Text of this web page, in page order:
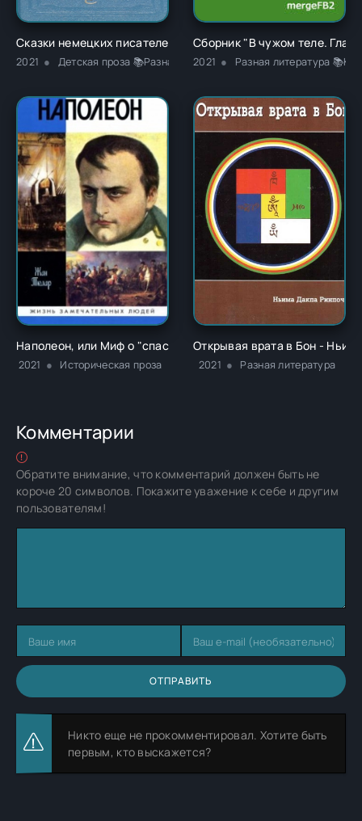
Сказки немецких писателей - Новалис
2021 Детская проза 📚Разная литература
Сборник "В чужом теле.
2021 Разная литература
Наполеон, или Миф о "спасителе" - Жан Тюлар
2021 Историческая проза
Открывая врата в Бон -
2021 Разная литература
Комментарии
Обратите внимание, что комментарий должен быть не
короче 20 символов. Покажите уважение к себе и другим
пользователям!
ОТПРАВИТЬ
Никто еще не прокомментировал. Хотите быть
первым, кто выскажется?